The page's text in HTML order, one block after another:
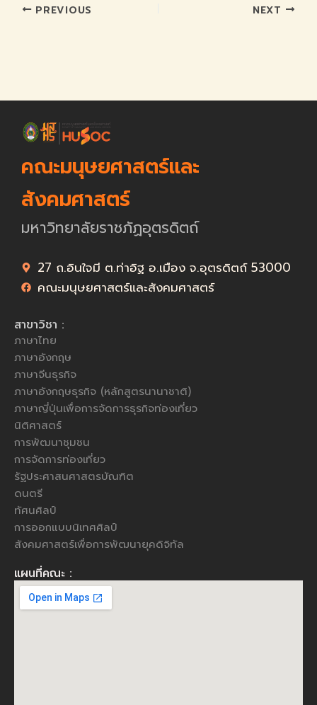
PREVIOUS NEXT
คณะมนุษยศาสตร์และ
สังคมศาสตร์
มหาวิทยาลัยราชภัฏอุตรดิตถ์
27 ถ.อินใจมี ต.ท่าอิฐ อ.เมือง จ.อุตรดิตถ์ 53000
คณะมนุษยศาสตร์และสังคมศาสตร์
สาขาวิชา :
ภาษาไทย
ภาษาอังกฤษ
ภาษาจีนธุรกิจ
ภาษาอังกฤษธุรกิจ (หลักสูตรนานาชาติ)
ภาษาญี่ปุ่นเพื่อการจัดการธุรกิจท่องเที่ยว
นิติศาสตร์
การพัฒนาชุมชน
การจัดการท่องเที่ยว
รัฐประศาสนศาสตรบัณฑิต
ดนตรี
ทัศนศิลป์
การออกแบบนิเทศศิลป์
สังคมศาสตร์เพื่อการพัฒนายุคดิจิทัล
แผนที่คณะ :